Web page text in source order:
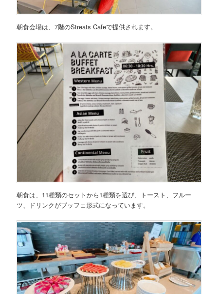
朝食会場は、7階のStreats Cafeで提供されます。
朝食は、11種類のセットから1種類を選び、トースト、フルー
ツ、ドリンクがブッフェ形式になっています。